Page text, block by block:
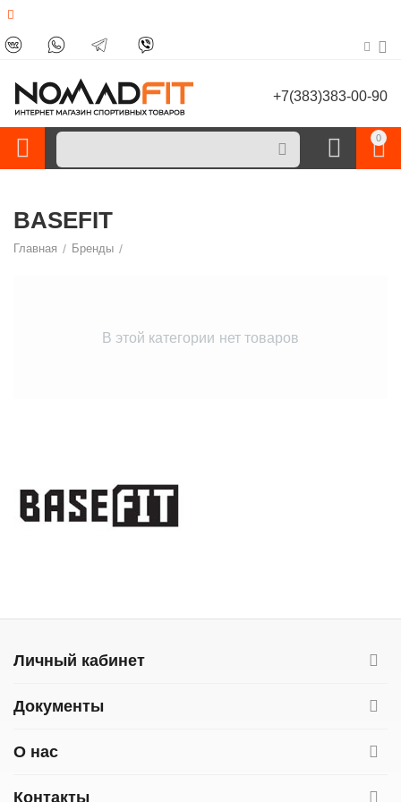
+7(383)383-00-90
0
BASEFIT
Главная / Бренды /
В этой категории нет товаров
Личный кабинет
Документы
О нас
Контакты